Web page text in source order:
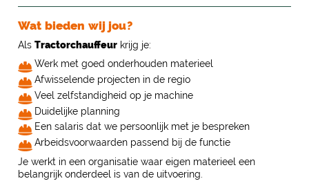
Wat bieden wij jou?
AlsTractorchauffeur krijg je:
Werk met goed onderhouden materieel
Afwisselende projecten in de regio
Veel zelfstandigheid op je machine
Duidelijke planning
Een salaris dat we persoonlijk met je bespreken
Arbeidsvoorwaarden passend bij de functie
Je werkt in een organisatie waar eigen materieel een
belangrijk onderdeel is van de uitvoering.